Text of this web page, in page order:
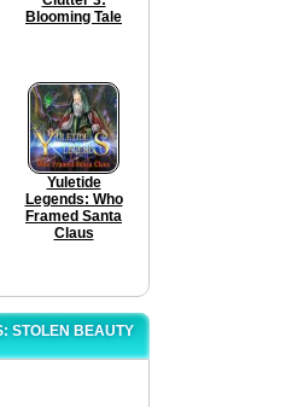
Blooming Tale
Yuletide
Legends: Who
Framed Santa
Claus
STOLEN BEAUTY